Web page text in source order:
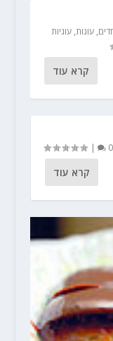
, עוגות, עוגיות
קרא עוד
0
|
קרא עוד